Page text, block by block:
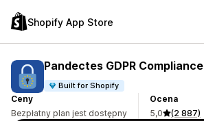
Shopify App Store
Pandectes GDPR Compliance
Built for Shopify
Ceny
Bezpłatny plan jest dostępny
Ocena
5,0
(2 887)